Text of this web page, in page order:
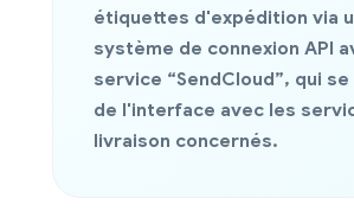
étiquettes d'expédition via
système de connexion API
service “SendCloud”, qui
de l'interface avec les
livraison concernés.